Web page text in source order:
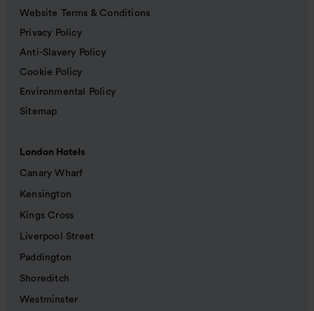
Website Terms & Conditions
Privacy Policy
Anti-Slavery Policy
Cookie Policy
Environmental Policy
Sitemap
London Hotels
Canary Wharf
Kensington
Kings Cross
Liverpool Street
Paddington
Shoreditch
Westminster